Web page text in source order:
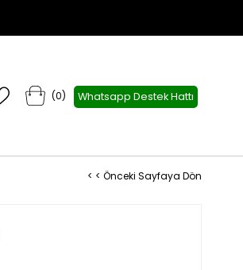
Whatsapp Destek Hattı
0
< < Önceki Sayfaya Dön